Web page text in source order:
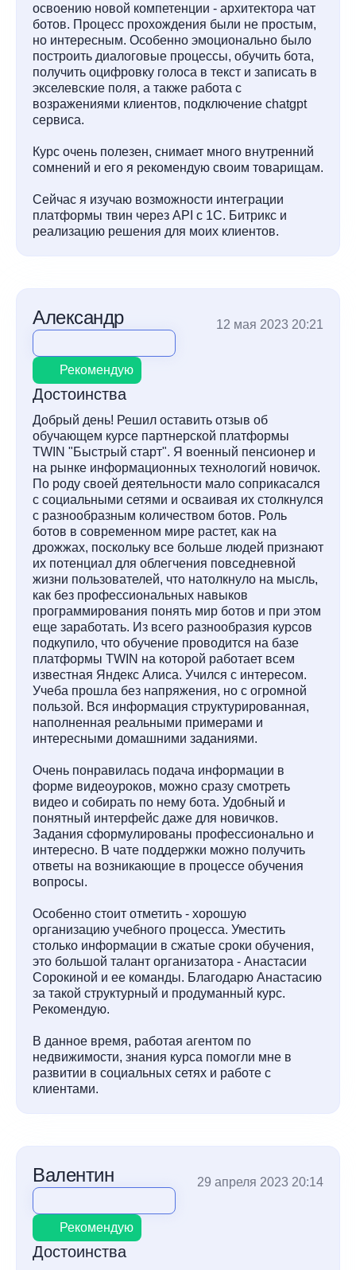
освоению новой компетенции - архитектора чат
ботов. Процесс прохождения были не простым,
но интересным. Особенно эмоционально было
построить диалоговые процессы, обучить бота,
получить оцифровку голоса в текст и записать в
экселевские поля, а также работа с
возражениями клиентов, подключение chatgpt
сервиса.
Курс очень полезен, снимает много внутренний
сомнений и его я рекомендую своим товарищам.
Сейчас я изучаю возможности интеграции
платформы твин через API с 1С. Битрикс и
реализацию решения для моих клиентов.
Александр 12 мая 2023 20:21
Рекомендую
Достоинства
Добрый день! Решил оставить отзыв об
обучающем курсе партнерской платформы
TWIN "Быстрый старт". Я военный пенсионер и
на рынке информационных технологий новичок.
По роду своей деятельности мало соприкасался
с социальными сетями и осваивая их столкнулся
с разнообразным количеством ботов. Роль
ботов в современном мире растет, как на
дрожжах, поскольку все больше людей признают
их потенциал для облегчения повседневной
жизни пользователей, что натолкнуло на мысль,
как без профессиональных навыков
программирования понять мир ботов и при этом
еще заработать. Из всего разнообразия курсов
подкупило, что обучение проводится на базе
платформы TWIN на которой работает всем
известная Яндекс Алиса. Учился с интересом.
Учеба прошла без напряжения, но с огромной
пользой. Вся информация структурированная,
наполненная реальными примерами и
интересными домашними заданиями.
Очень понравилась подача информации в
форме видеоуроков, можно сразу смотреть
видео и собирать по нему бота. Удобный и
понятный интерфейс даже для новичков.
Задания сформулированы профессионально и
интересно. В чате поддержки можно получить
ответы на возникающие в процессе обучения
вопросы.
Особенно стоит отметить - хорошую
организацию учебного процесса. Уместить
столько информации в сжатые сроки обучения,
это большой талант организатора - Анастасии
Сорокиной и ее команды. Благодарю Анастасию
за такой структурный и продуманный курс.
Рекомендую.
В данное время, работая агентом по
недвижимости, знания курса помогли мне в
развитии в социальных сетях и работе с
клиентами.
Валентин 29 апреля 2023 20:14
Рекомендую
Достоинства